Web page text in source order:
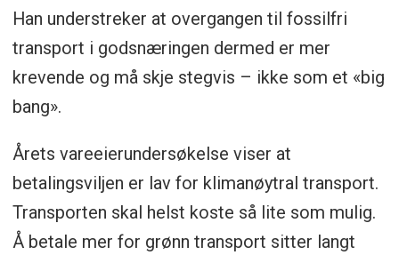
Han understreker at overgangen til fossilfri
transport i godsnæringen dermed er mer
krevende og må skje stegvis – ikke som et «big
bang».
Årets vareeierundersøkelse viser at
betalingsviljen er lav for klimanøytral transport.
Transporten skal helst koste så lite som mulig.
Å betale mer for grønn transport sitter langt